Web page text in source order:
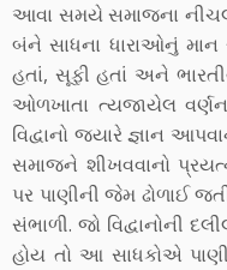
આવા સમયે સમાજના નીચલા
બંને સાધના ધારાઓનું માન
હતાં, સૂફી હતાં અને
ઓળખાતા ત્યજાયેલ
વિદ્વાનો જ્યારે જ્ઞાન
સમાજને શીખવવાનો
પર પાણીની જેમ ઢોળાઈ
સંભાળી. જો વિદ્વાનોની
હોય તો આ સાધકોએ